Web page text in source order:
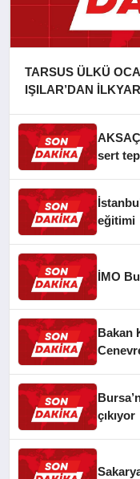
TARSUS ÜLKÜ
IŞILAR’DAN
sert
eğitimi
İMO
Bakan
çıkıyor